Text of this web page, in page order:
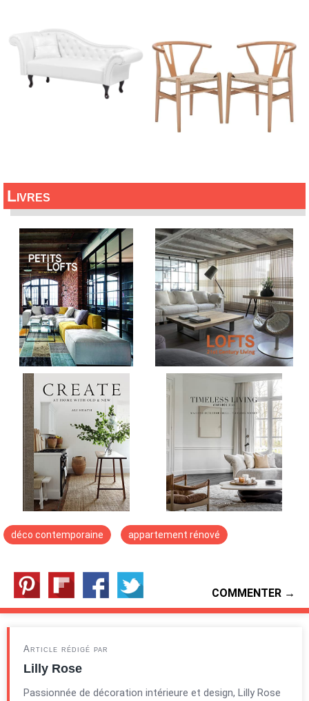
Livres
déco contemporaine appartement rénové
COMMENTER →
Article rédigé par
Lilly Rose
Passionnée de décoration intérieure et design, Lilly Rose